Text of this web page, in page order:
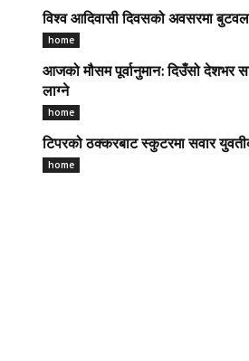
विश्व आदिवासी दिवसको अवसरमा
home
आजको मौसम पूर्वानुमान: दिउँसो देशभर
लाग्ने
home
टिपरको ठक्करबाट स्कुटरमा सवार
home